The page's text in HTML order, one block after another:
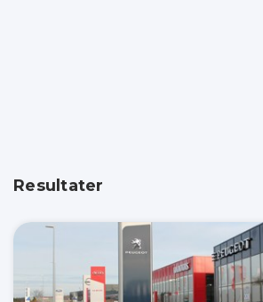
Resultater